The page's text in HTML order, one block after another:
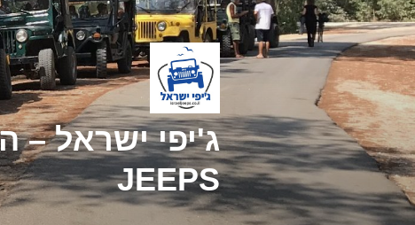
דילוג
לתוכן
JEEPS